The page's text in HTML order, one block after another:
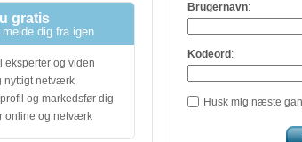
Brugernavn:
Kodeord :
Husk mig næste
gratis
dig fra igen
eksperter og viden
nyttigt netværk
og markedsfør dig
online og netværk